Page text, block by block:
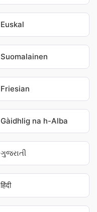
Euskal
Suomalainen
Friesian
Gàidhlig na h-Alba
ગુજરાતી
हिंदी